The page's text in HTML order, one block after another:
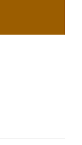
IN